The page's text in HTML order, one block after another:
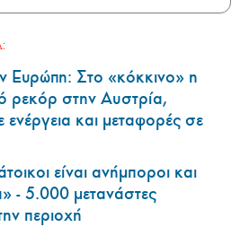
Ευρώπη: Στο «κόκκινο» η
ρεκόρ στην Αυστρία,
και μεταφορές σε
είναι ανήμποροι και
- 5.000 μετανάστες
περιοχή